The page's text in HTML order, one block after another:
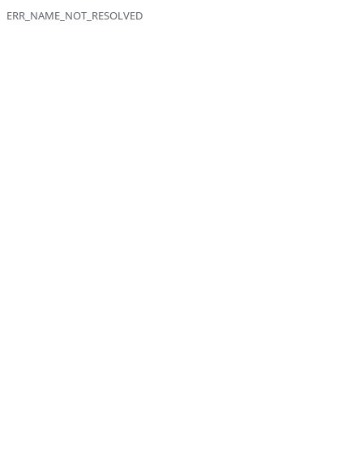
ERR_NAME_NOT_RESOLVED